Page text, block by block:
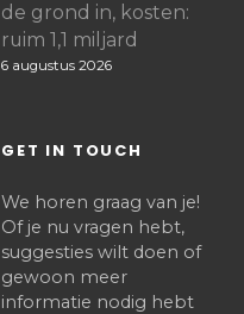
de grond in, kosten:
ruim 1,1 miljard
6 augustus 2026
GET IN TOUCH
We horen graag van je!
Of je nu vragen hebt,
suggesties wilt doen of
gewoon meer
informatie nodig hebt